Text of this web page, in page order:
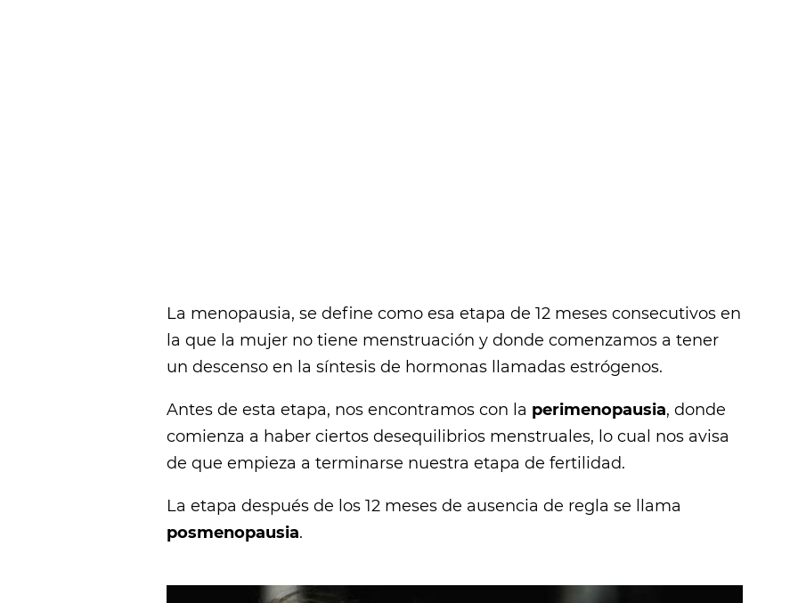
La menopausia, se define como esa etapa de 12 meses consecutivos en
la que la mujer no tiene menstruación y donde comenzamos a tener
un descenso en la síntesis de hormonas llamadas estrógenos.
Antes de esta etapa, nos encontramos con la perimenopausia, donde
comienza a haber ciertos desequilibrios menstruales, lo cual nos avisa
de que empieza a terminarse nuestra etapa de fertilidad.
La etapa después de los 12 meses de ausencia de regla se llama
posmenopausia.